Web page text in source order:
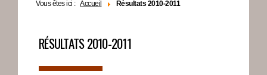
Vous êtes ici : Accueil Résultats 2010-2011
RÉSULTATS 2010-2011
▬▬▬▬